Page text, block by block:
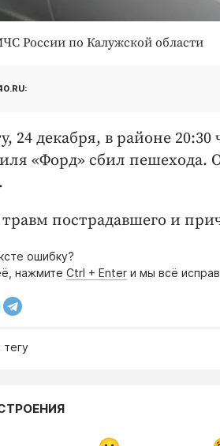
России по Калужской области
24 декабря, в районе
«Форд» сбил пешехода.
пострадавшего и
ошибку?
нажмите Ctrl + Enter и мы всё